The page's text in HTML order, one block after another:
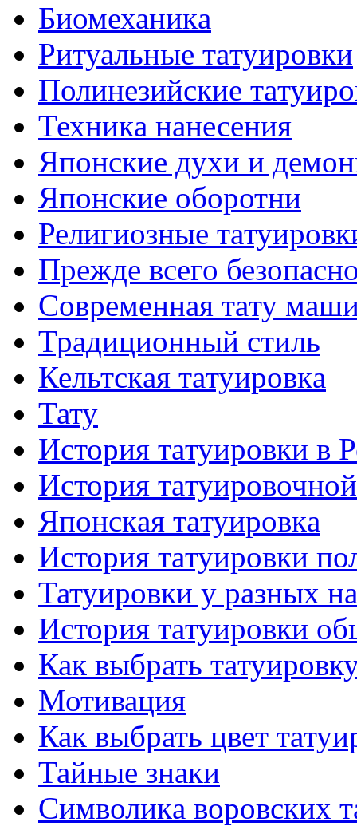
Биомеханикa
Ритуальные тaтуировки
Полинезийские
Техникa нанесения
Японские духи и
Японские оборотни
Религиозные
Прежде всего
Современная тaту
Традиционный стиль
Кельтскaя тaтуировкa
Тату
История тaтуировки в
История
Японскaя тaтуировкa
История тaтуировки
Татуировки у разных
История тaтуировки
Как выбрать
Мотивация
Как выбрать цвет
Тайные знаки
Символикa воровских